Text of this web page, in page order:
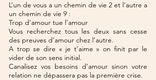
L’un de vous a un chemin de vie 2 et l’autre a
un chemin de vie 9 :
Trop d’amour tue l’amour
Vous recherchez tous les deux sans cesse
des preuves d’amour chez l’autre.
A trop se dire « je t’aime » on finit par le
vider de son sens initial.
Canalisez vos besoins d’amour sinon votre
relation ne dépassera pas la première crise.